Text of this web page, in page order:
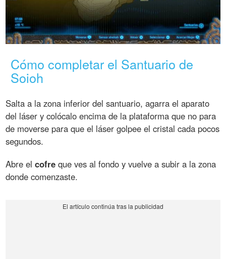
Cómo completar el Santuario de
Soioh
Salta a la zona inferior del santuario, agarra el aparato
del láser y colócalo encima de la plataforma que no para
de moverse para que el láser golpee el cristal cada pocos
segundos.
Abre elcofre que ves al fondo y vuelve a subir a la zona
donde comenzaste.